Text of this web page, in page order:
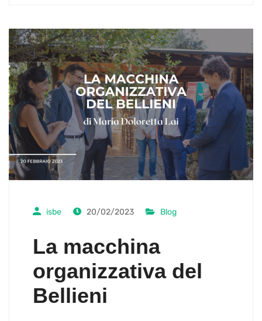
isbe 20/02/2023 Blog
La macchina
organizzativa del
Bellieni